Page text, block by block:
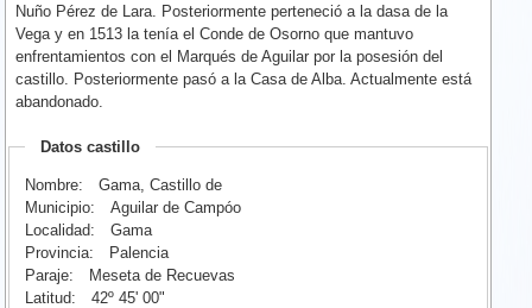
Nuño Pérez de Lara. Posteriormente perteneció a la dasa de la
Vega y en 1513 la tenía el Conde de Osorno que mantuvo
enfrentamientos con el Marqués de Aguilar por la posesión del
castillo. Posteriormente pasó a la Casa de Alba. Actualmente está
abandonado.
Datos castillo
Nombre:
Gama, Castillo de
Municipio:
Aguilar de Campóo
Localidad:
Gama
Provincia:
Palencia
Paraje:
Meseta de Recuevas
Latitud:
42º 45' 00"